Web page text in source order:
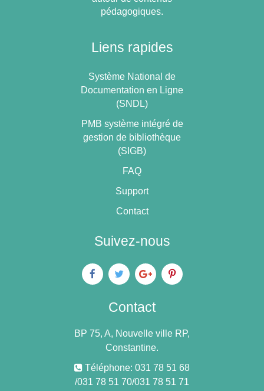
pédagogiques.
Liens rapides
Système National de
Documentation en Ligne
(SNDL)
PMB système intégré de
gestion de bibliothèque
(SIGB)
FAQ
Support
Contact
Suivez-nous
Contact
BP 75, A, Nouvelle ville RP,
Constantine.
Téléphone: 031 78 51 68
/031 78 51 70/031 78 51 71